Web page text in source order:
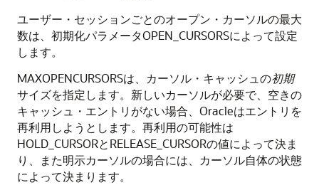
ユーザー・セッションごとのオープン・カーソルの最大
数は、初期化パラメータOPEN_CURSORSによって設定
します。
MAXOPENCURSORSは、カーソル・キャッシュの初期
サイズを指定します。新しいカーソルが必要で、空きの
キャッシュ・エントリがない場合、Oracleはエントリを
再利用しようとします。再利用の可能性は
HOLD_CURSORとRELEASE_CURSORの値によって決ま
り、また明示カーソルの場合には、カーソル自体の状態
によって決まります。